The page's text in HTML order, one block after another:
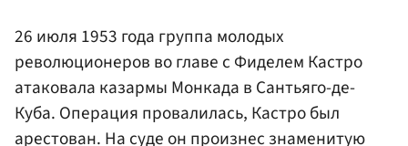
26 июля 1953 года группа молодых
революционеров во главе с Фиделем Кастро
атаковала казармы Монкада в Сантьяго-де-
Куба. Операция провалилась, Кастро был
арестован. На суде он произнес знаменитую